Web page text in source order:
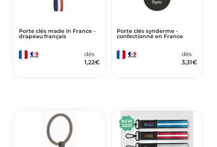
Porte clés made in France -
drapeau français
dès
1,22€
Porte clés synderme -
confectionné en France
dès
3,31€